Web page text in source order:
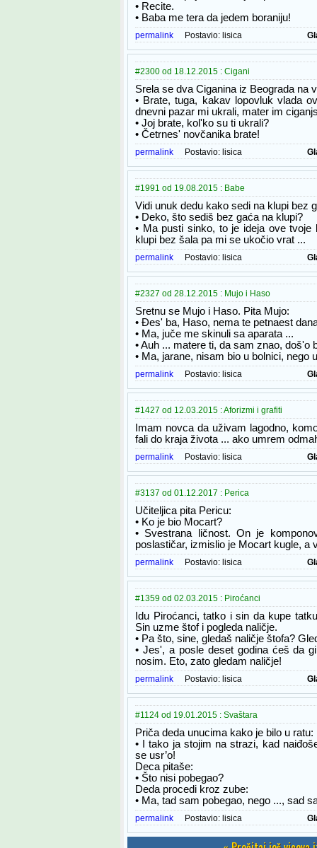
• Recite.
• Baba me tera da jedem boraniju!
permalink Postavio: lisica
#2300 od 18.12.2015 : Cigani
Srela se dva Ciganina iz Beograda na
• Brate, tuga, kakav lopovluk vlada
dnevni pazar mi ukrali, mater im
• Joj brate, kol'ko su ti ukrali?
• Četrnes' novčanika brate!
permalink Postavio: lisica
#1991 od 19.08.2015 : Babe
Vidi unuk dedu kako sedi na klupi bez
• Deko, što sediš bez gaća na klupi?
• Ma pusti sinko, to je ideja ove
klupi bez šala pa mi se ukočio vrat ...
permalink Postavio: lisica
#2327 od 28.12.2015 : Mujo i Haso
Sretnu se Mujo i Haso. Pita Mujo:
• Đes' ba, Haso, nema te petnaest
• Ma, juče me skinuli sa aparata ...
• Auh ... matere ti, da sam znao, doš'o
• Ma, jarane, nisam bio u bolnici, nego
permalink Postavio: lisica
#1427 od 12.03.2015 : Aforizmi i grafiti
Imam novca da uživam lagodno,
fali do kraja života ... ako umrem
permalink Postavio: lisica
#3137 od 01.12.2017 : Perica
Učiteljica pita Pericu:
• Ko je bio Mocart?
• Svestrana ličnost. On je
poslastičar, izmislio je Mocart kugle, a
permalink Postavio: lisica
#1359 od 02.03.2015 : Piroćanci
Idu Piroćanci, tatko i sin da kupe
Sin uzme štof i pogleda naličje.
• Pa što, sine, gledaš naličje štofa?
• Jes', a posle deset godina ćeš da
nosim. Eto, zato gledam naličje!
permalink Postavio: lisica
#1124 od 19.01.2015 : Svaštara
Priča deda unucima kako je bilo u ratu:
• I tako ja stojim na strazi, kad
se usr’o!
Deca pitaše:
• Što nisi pobegao?
Deda procedi kroz zube:
• Ma, tad sam pobegao, nego ..., sad
permalink Postavio: lisica